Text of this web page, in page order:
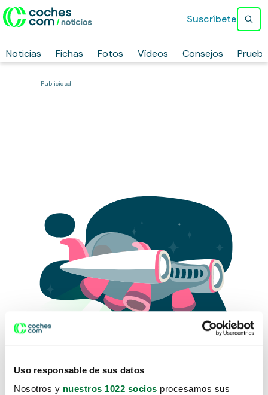
Uso responsable de sus datos
Nosotros y nuestros 1022 socios procesamos sus
Noticias Fichas Fotos Vídeos Consejos
Suscríbete
Publicidad